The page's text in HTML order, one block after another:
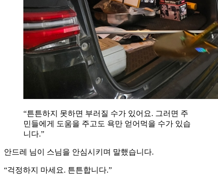
“튼튼하지 못하면 부러질 수가 있어요. 그러면 주
민들에게 도움을 주고도 욕만 얻어먹을 수가 있습
니다.”
안드레 님이 스님을 안심시키며 말했습니다.
“걱정하지 마세요. 튼튼합니다.”